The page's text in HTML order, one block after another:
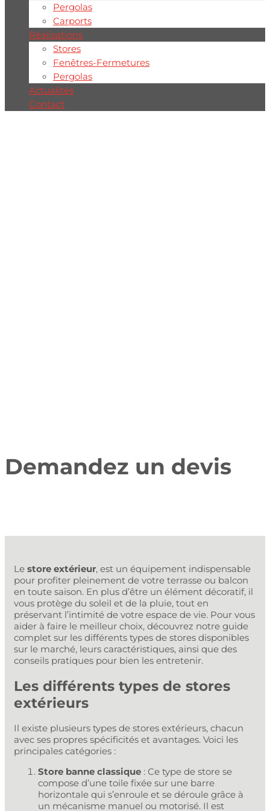
Pergolas
Carports
Réalisations
Stores
Fenêtres-Fermetures
Pergolas
Actualités
Contact
Demandez un devis
Le store extérieur, est un équipement indispensable
pour profiter pleinement de votre terrasse ou balcon
en toute saison. En plus d’être un élément décoratif, il
vous protège du soleil et de la pluie, tout en
préservant l’intimité de votre espace de vie. Pour vous
aider à faire le meilleur choix, découvrez notre guide
complet sur les différents types de stores disponibles
sur le marché, leurs caractéristiques, ainsi que des
conseils pratiques pour bien les entretenir.
Les différents types de stores
extérieurs
Il existe plusieurs types de stores extérieurs, chacun
avec ses propres spécificités et avantages. Voici les
principales catégories :
Store banne classique : Ce type de store se
compose d’une toile fixée sur une barre
horizontale qui s’enroule et se déroule grâce à
un mécanisme manuel ou motorisé. Il est